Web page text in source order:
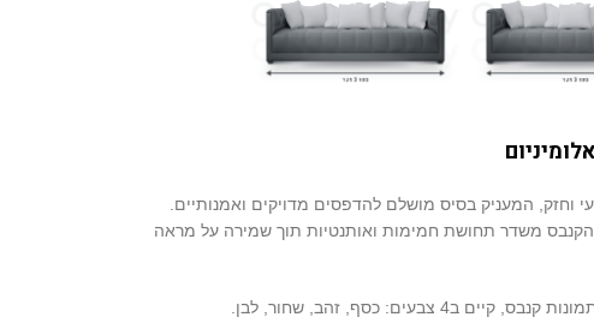
וחזק, המעניק בסיס מושלם להדפסים מדויקים ואמנותיים.
משדר תחושת חמימות ואותנטיות תוך שמירה על מראה
קיים ב4 צבעים: כסף, זהב, שחור, לבן.